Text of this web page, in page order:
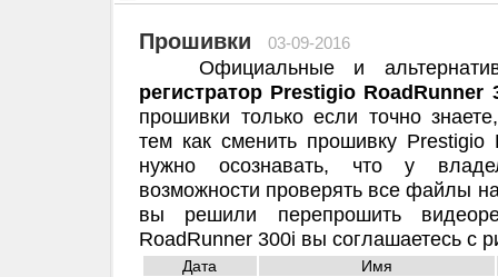
Прошивки 03-09-2016
Официальные и
регистратор Prestigio RoadRunner
прошивки только если точно
тем как сменить прошивку
нужно осознавать, что у
возможности проверять все файлы
вы решили перепрошить
RoadRunner 300i вы соглашаетесь с
Дата Имя